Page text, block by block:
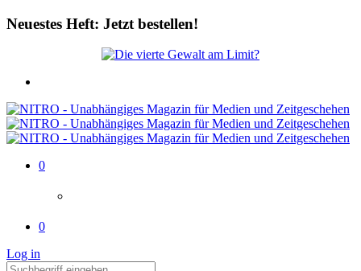
Neuestes Heft: Jetzt bestellen!
0
0
Log in